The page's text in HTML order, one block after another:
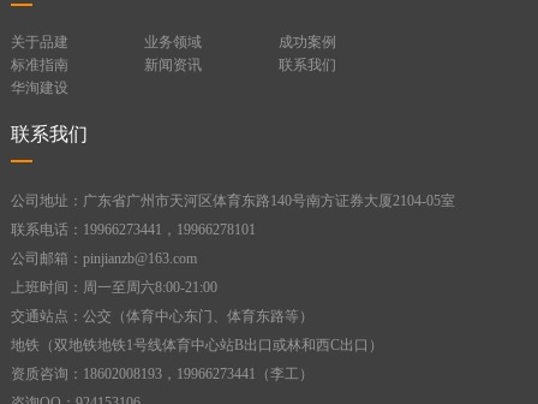
关于品建 业务领域
成功案例
标准指南
新闻资讯
联系我们
华洵建设
联系我们
公司地址：广东省广州市天河区体育东路140号南方证券大厦2104-05室
联系电话：19966273441，19966278101
公司邮箱：pinjianzb@163.com
上班时间：周一至周六8:00-21:00
交通站点：公交（体育中心东门、体育东路等）
地铁（双地铁地铁1号线体育中心站B出口或林和西C出口）
资质咨询：18602008193，19966273441（李工）